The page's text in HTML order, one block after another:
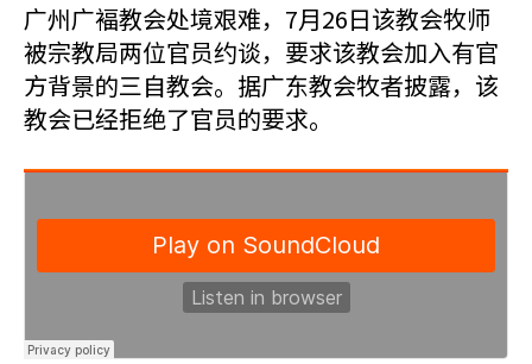
广州广褔教会处境艰难，7月26日该教会牧师
被宗教局两位官员约谈，要求该教会加入有官
方背景的三自教会。据广东教会牧者披露，该
教会已经拒绝了官员的要求。